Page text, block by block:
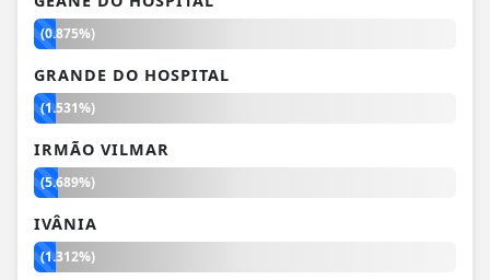
(0.875%)
GRANDE DO HOSPITAL
(1.531%)
IRMÃO VILMAR
(5.689%)
IVÂNIA
(1.312%)